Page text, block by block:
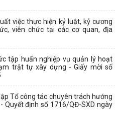
việc thực hiện kỷ luật, kỷ cương
viên chức tại các cơ quan, địa
tập huấn nghiệp vụ quản lý hoạt
trật tự xây dựng - Giấy mời số
Tổ công tác chuyên trách hướng
Quyết định số 1716/QĐ-SXD ngày